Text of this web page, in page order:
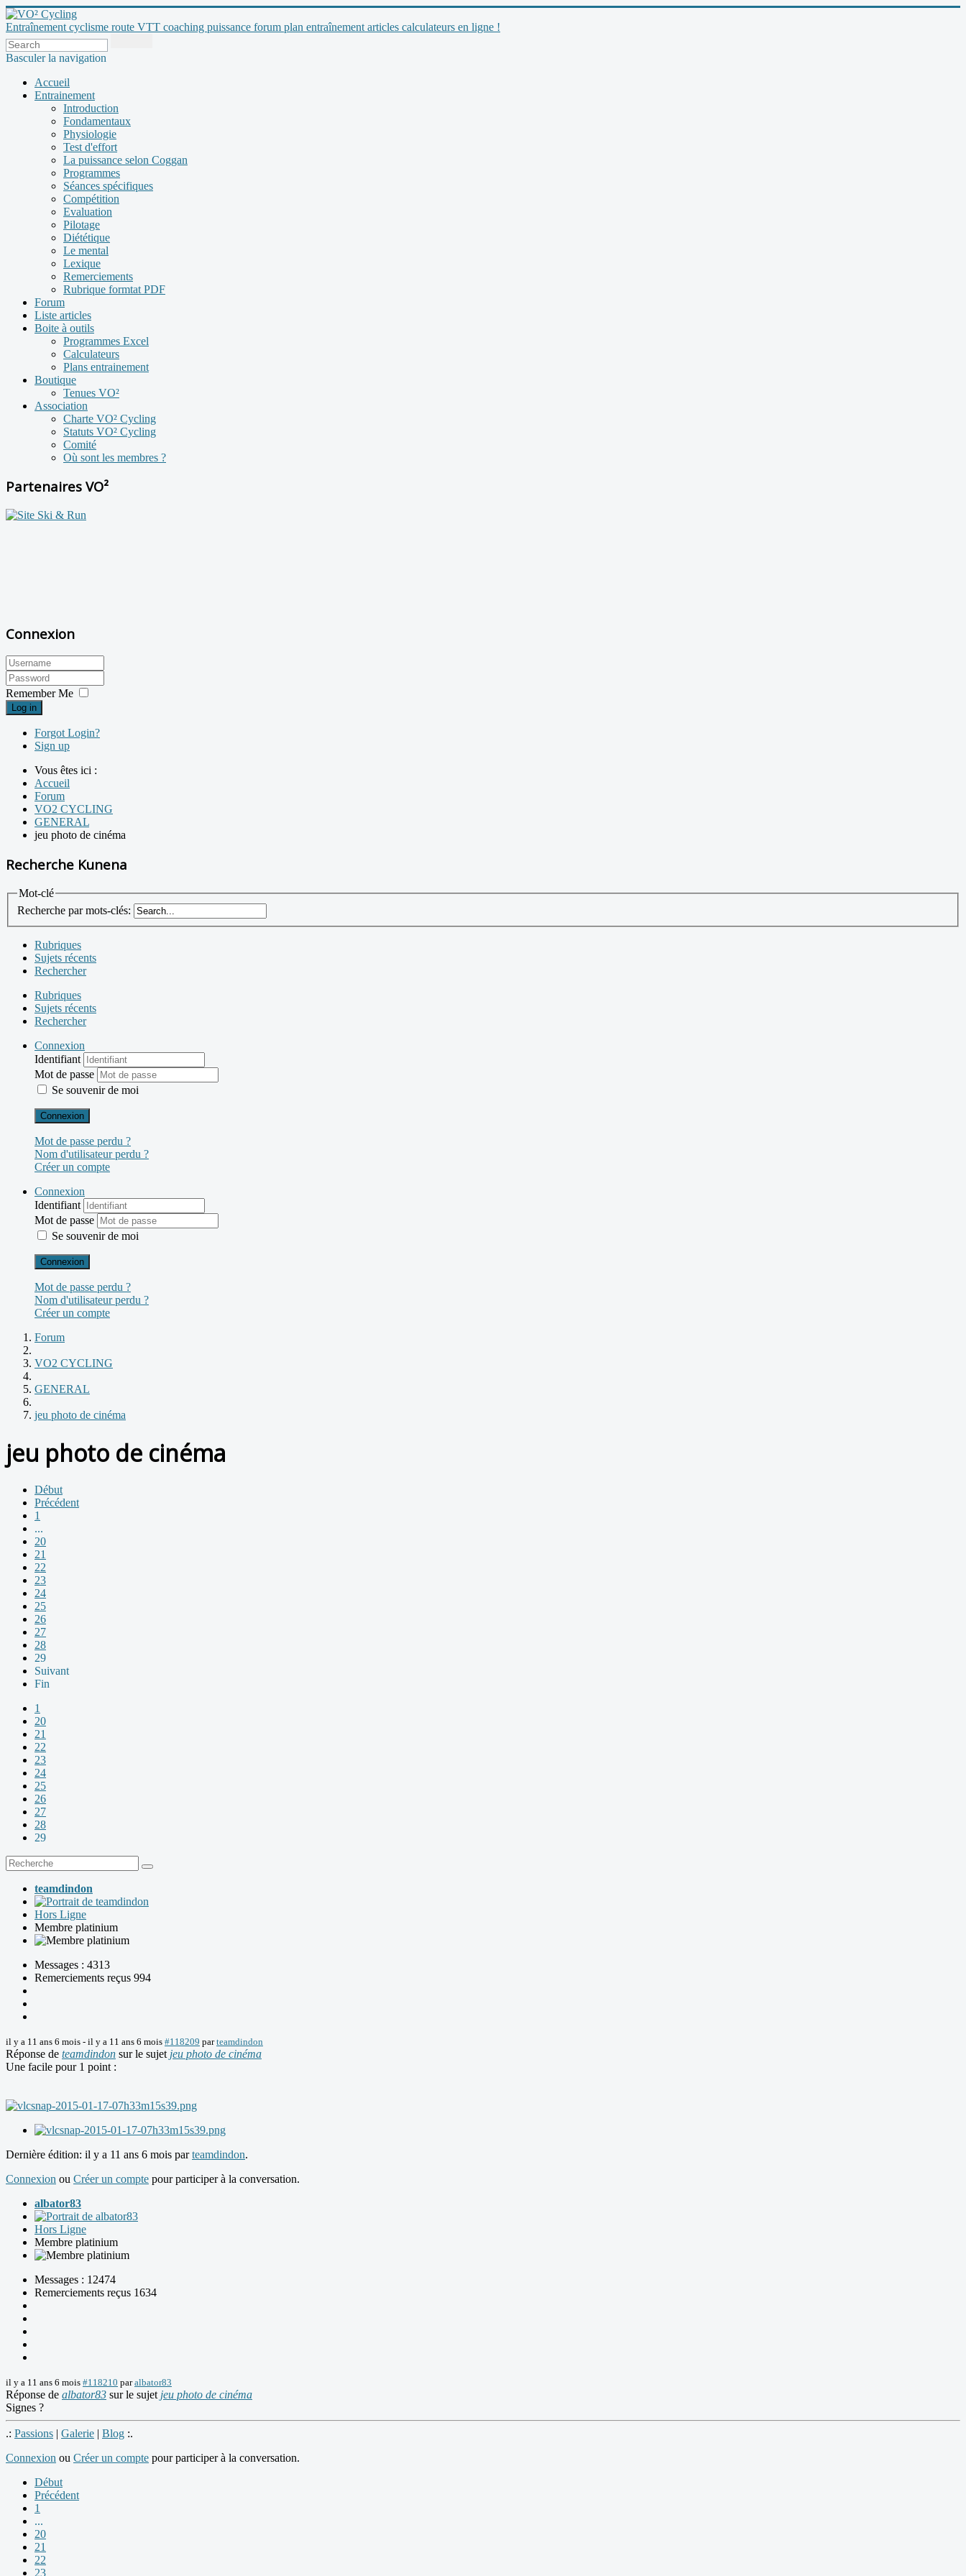
Entraînement cyclisme route VTT coaching puissance forum plan entraînement articles calculateurs en ligne !
Basculer la navigation
Accueil
Entrainement
Introduction
Fondamentaux
Physiologie
Test d'effort
La puissance selon Coggan
Programmes
Séances spécifiques
Compétition
Evaluation
Pilotage
Diététique
Le mental
Lexique
Remerciements
Rubrique formtat PDF
Forum
Liste articles
Boite à outils
Programmes Excel
Calculateurs
Plans entrainement
Boutique
Tenues VO²
Association
Charte VO² Cycling
Statuts VO² Cycling
Comité
Où sont les membres ?
Partenaires VO²
Connexion
Remember Me
Log in
Forgot Login?
Sign up
Vous êtes ici :
Accueil
Forum
VO2 CYCLING
GENERAL
jeu photo de cinéma
Recherche Kunena
Mot-clé
Recherche par mots-clés:
Rubriques
Sujets récents
Rechercher
Rubriques
Sujets récents
Rechercher
Connexion
Identifiant
Mot de passe
Se souvenir de moi
Connexion
Mot de passe perdu ?
Nom d'utilisateur perdu ?
Créer un compte
Connexion
Identifiant
Mot de passe
Se souvenir de moi
Connexion
Mot de passe perdu ?
Nom d'utilisateur perdu ?
Créer un compte
Forum
VO2 CYCLING
GENERAL
jeu photo de cinéma
jeu photo de cinéma
Début
Précédent
1
...
20
21
22
23
24
25
26
27
28
29
Suivant
Fin
1
20
21
22
23
24
25
26
27
28
29
teamdindon
Hors Ligne
Membre platinium
Messages : 4313
Remerciements reçus 994
il y a 11 ans 6 mois - il y a 11 ans 6 mois #118209 parteamdindon
Réponse de teamdindon sur le sujet jeu photo de cinéma
Une facile pour 1 point :
Dernière édition: il y a 11 ans 6 mois parteamdindon.
Connexion ou Créer un compte pour participer à la conversation.
albator83
Hors Ligne
Membre platinium
Messages : 12474
Remerciements reçus 1634
il y a 11 ans 6 mois #118210 paralbator83
Réponse de albator83 sur le sujet jeu photo de cinéma
Signes ?
.: Passions | Galerie | Blog :.
Connexion ou Créer un compte pour participer à la conversation.
Début
Précédent
1
...
20
21
22
23